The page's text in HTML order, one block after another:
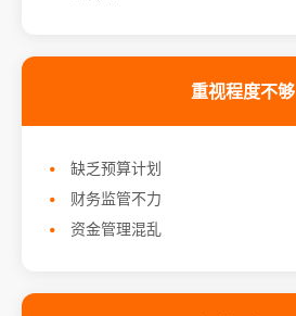
重视程度不够
缺乏预算计划
财务监管不力
资金管理混乱